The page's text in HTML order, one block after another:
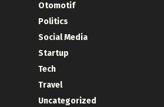
Otomotif
Politics
Social Media
Startup
Tech
Travel
Uncategorized